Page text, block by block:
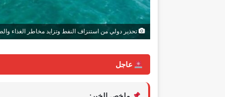
تحذير دولي من استنزاف النفط وتزايد مخاطر الغذاء
عاجل